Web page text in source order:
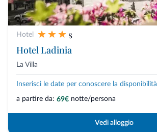
Hotel
s
Hotel Ladinia
La Villa
Inserisci le date per conoscere la disponibilità
a partire da: 69€ notte/persona
Vedi alloggio